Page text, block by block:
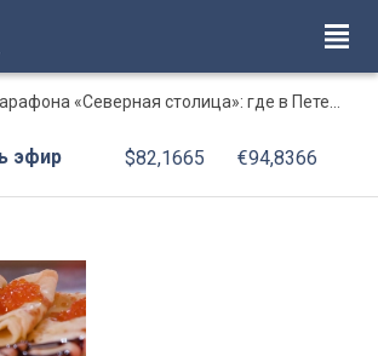
столица»: где в Петербурге будут перекрыты дороги 9 августа
эфир $82,1665 €94,8366